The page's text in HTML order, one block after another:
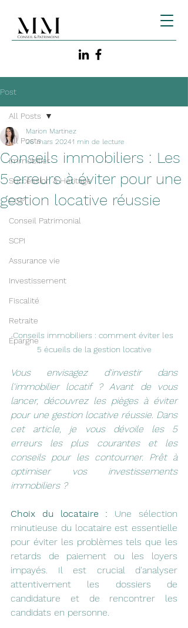
Post
All Posts
Immobilier
Succession & Héritage
CGP
Conseil Patrimonial
SCPI
Assurance vie
Investissement
Fiscalité
Retraite
Épargne
All Posts
Conseils immobiliers : Les
5 erreurs à éviter pour une
gestion locative réussie
Marion Martinez
26 mars 20241 min de lecture
Conseils immobiliers : comment éviter les
5 écueils de la gestion locative
Vous envisagez d'investir dans
l'immobilier locatif ? Avant de vous
lancer, découvrez les pièges à éviter
pour une gestion locative réussie. Dans
cet article, je vous dévoile les 5
erreurs les plus courantes et les
conseils pour les contourner. Prêt à
optimiser vos investissements
immobiliers ?
Choix du locataire : Une sélection
minutieuse du locataire est essentielle
pour éviter les problèmes tels que les
retards de paiement ou les loyers
impayés. Il est crucial d'analyser
attentivement les dossiers de
candidature et de rencontrer les
candidats en personne.